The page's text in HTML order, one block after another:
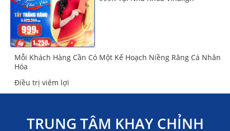
Mỗi Khách Hàng Cần Có Một Kế Hoạch Niềng Răng Cá Nhân
Hóa
Điều trị viêm lợi
TRUNG TÂM KHAY CHỈNH